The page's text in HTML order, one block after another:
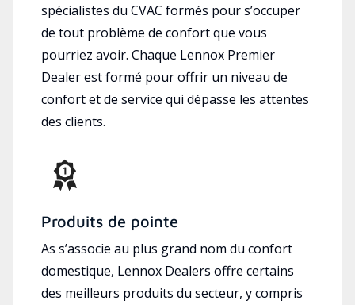
spécialistes du CVAC formés pour s’occuper
de tout problème de confort que vous
pourriez avoir. Chaque Lennox Premier
Dealer est formé pour offrir un niveau de
confort et de service qui dépasse les attentes
des clients.
Produits de pointe
As s’associe au plus grand nom du confort
domestique, Lennox Dealers offre certains
des meilleurs produits du secteur, y compris